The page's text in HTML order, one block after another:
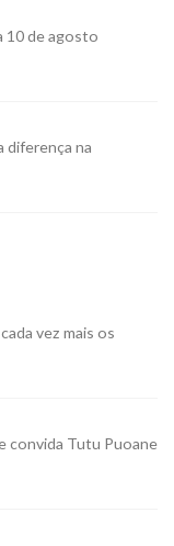
10 de agosto
diferença na
vez mais os
convida Tutu Puoane